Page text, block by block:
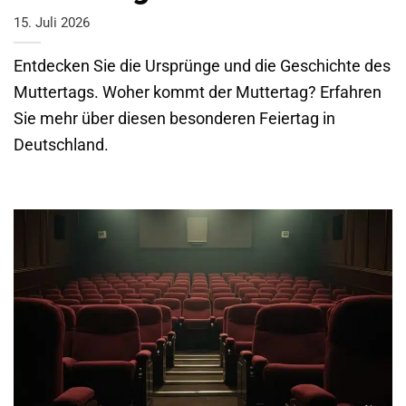
15. Juli 2026
Entdecken Sie die Ursprünge und die Geschichte des
Muttertags. Woher kommt der Muttertag? Erfahren
Sie mehr über diesen besonderen Feiertag in
Deutschland.